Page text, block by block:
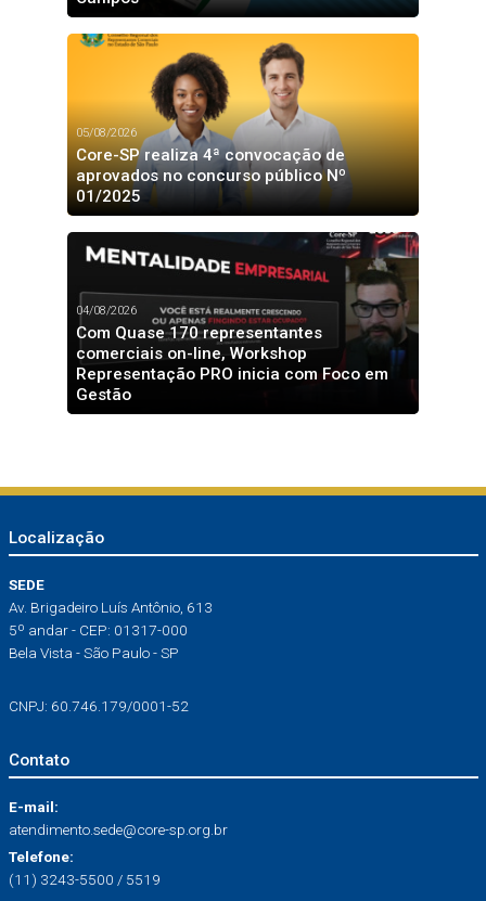
05/08/2026
Core-SP realiza 4ª convocação de
aprovados no concurso público Nº
01/2025
04/08/2026
Com Quase 170 representantes
comerciais on-line, Workshop
Representação PRO inicia com Foco em
Gestão
Localização
SEDE
Av. Brigadeiro Luís Antônio, 613
5º andar - CEP: 01317-000
Bela Vista - São Paulo - SP
CNPJ: 60.746.179/0001-52
Contato
E-mail:
atendimento.sede@core-sp.org.br
Telefone:
(11) 3243-5500 / 5519